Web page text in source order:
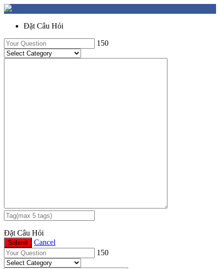
Đặt Câu Hỏi
150
Đặt Câu Hỏi
Submit
Cancel
150